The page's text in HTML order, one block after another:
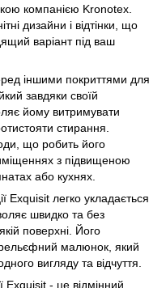
компанією Kronotex.
дизайни і відтінки, що
варіант під ваш
іншими покриттями для
завдяки своїй
йому витримувати
стирання.
що робить його
з підвищеною
або кухнях.
Exquisit легко укладається
швидко та без
поверхні. Його
малюнок, який
вигляду та відчуття.
Exquisit - це відмінний